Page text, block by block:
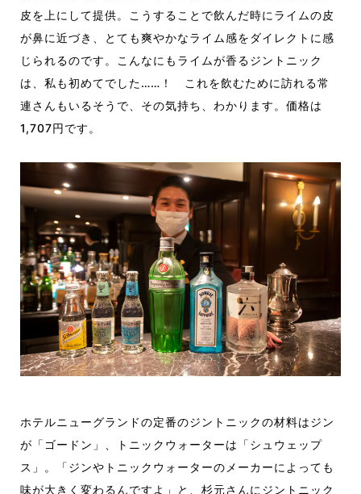
皮を上にして提供。こうすることで飲んだ時にライムの皮
が鼻に近づき、とても爽やかなライム感をダイレクトに感
じられるのです。こんなにもライムが香るジントニック
は、私も初めてでした……！ これを飲むために訪れる常
連さんもいるそうで、その気持ち、わかります。価格は
1,707円です。
ホテルニューグランドの定番のジントニックの材料はジン
が「ゴードン」、トニックウォーターは「シュウェップ
ス」。「ジンやトニックウォーターのメーカーによっても
味が大きく変わるんですよ」と、杉元さんにジントニック